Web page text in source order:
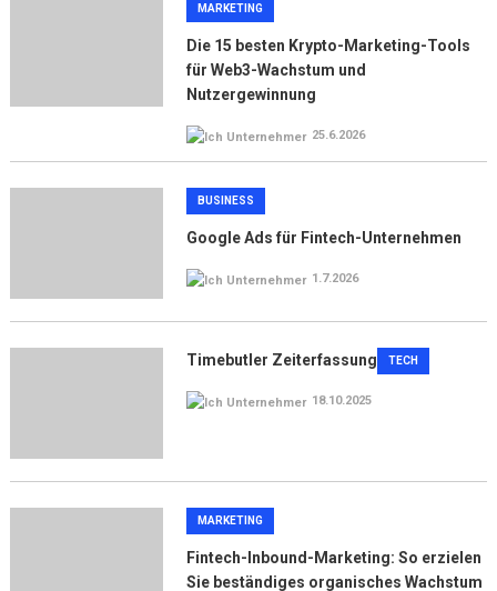
MARKETING
Die 15 besten Krypto-Marketing-Tools
für Web3-Wachstum und
Nutzergewinnung
25.6.2026
BUSINESS
Google Ads für Fintech-Unternehmen
1.7.2026
TECH
Timebutler Zeiterfassung
18.10.2025
MARKETING
Fintech-Inbound-Marketing: So erzielen
Sie beständiges organisches Wachstum